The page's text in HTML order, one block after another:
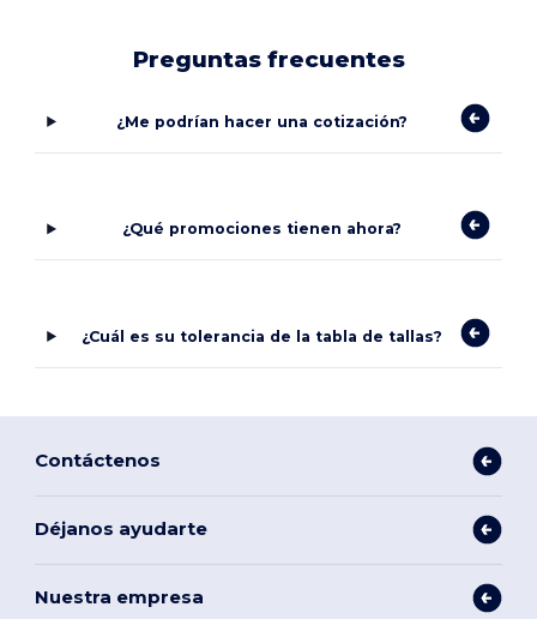
Preguntas frecuentes
¿Me podrían hacer una cotización?
¿Qué promociones tienen ahora?
¿Cuál es su tolerancia de la tabla de tallas?
Contáctenos
Déjanos ayudarte
Nuestra empresa